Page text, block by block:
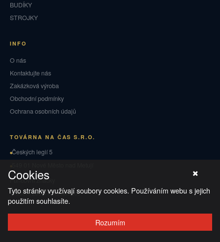
BUDÍKY
STROJKY
INFO
O nás
Kontaktujte nás
Zakázková výroba
Obchodní podmínky
Ochrana osobních údajů
TOVÁRNA NA ČAS S.R.O.
Českých legií 5
Puncovní značky
Vrácení zboží a reklamace
Ochrana osobních údajů
Cookies
Tyto stránky využívají soubory cookies. Používáním webu s jejich
použitím souhlasíte.
Rozumím